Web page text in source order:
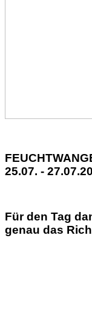
25.07. -
Für den Tag
genau das